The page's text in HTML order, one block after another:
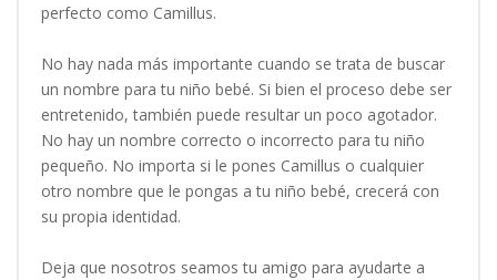
perfecto como Camillus.
No hay nada más importante cuando se trata de buscar
un nombre para tu niño bebé. Si bien el proceso debe ser
entretenido, también puede resultar un poco agotador.
No hay un nombre correcto o incorrecto para tu niño
pequeño. No importa si le pones Camillus o cualquier
otro nombre que le pongas a tu niño bebé, crecerá con
su propia identidad.
Deja que nosotros seamos tu amigo para ayudarte a